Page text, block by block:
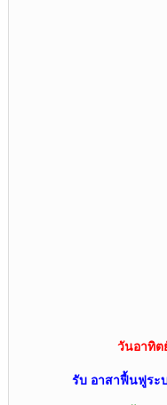
วันอาทิ
รับ อาสาฟื้นฟูระ